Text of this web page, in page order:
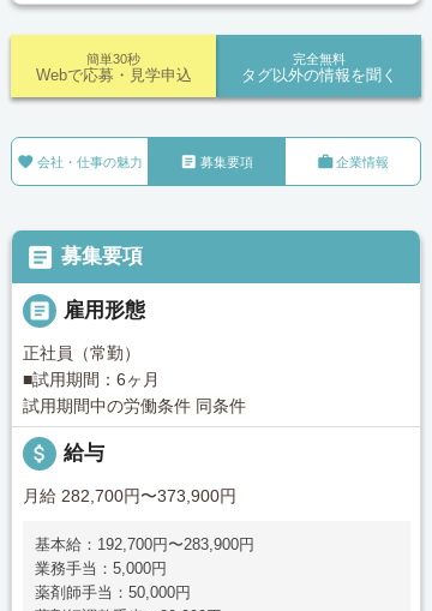
完全無料
タグ以外の情報を聞く
簡単30秒
Webで応募・見学申込
 会社・仕事の魅力  募集要項 企業情報
 募集要項
 雇用形態
正社員（常勤）
■試用期間：6ヶ月
試用期間中の労働条件 同条件
attach_money 給与
月給 282,700円〜373,900円
基本給：192,700円〜283,900円
業務手当：5,000円
薬剤師手当：50,000円